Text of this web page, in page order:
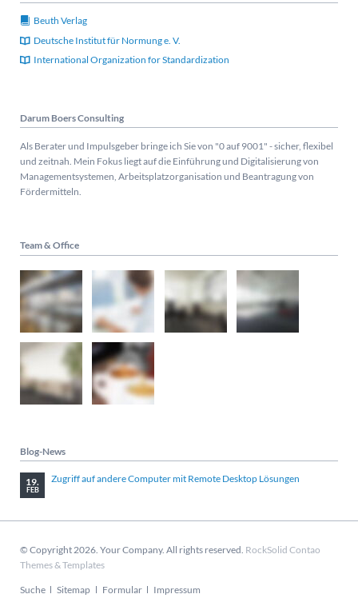
Beuth Verlag
Deutsche Institut für Normung e. V.
International Organization for Standardization
Darum Boers Consulting
Als Berater und Impulsgeber bringe ich Sie von "0 auf 9001" - sicher, flexibel
und zeitnah. Mein Fokus liegt auf die Einführung und Digitalisierung von
Managementsystemen, Arbeitsplatzorganisation und Beantragung von
Fördermitteln.
Team & Office
Blog-News
19.
FEB
Zugriff auf andere Computer mit Remote Desktop Lösungen
© Copyright 2026. Your Company. All rights reserved. RockSolid Contao
Themes & Templates
Navigation
Suche Sitemap Formular Impressum